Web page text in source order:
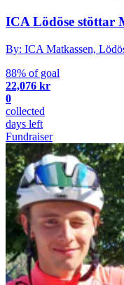
ICA Lödöse stöttar
By: ICA Matkassen,
88% of goal
22,076 kr
0
collected
days left
Fundraiser